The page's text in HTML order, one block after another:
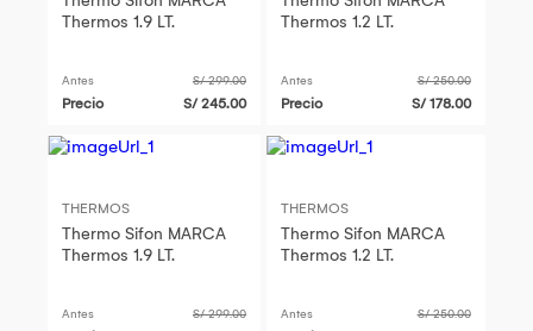
Thermos 1.9 LT.
Antes S/ 299.00
Precio S/ 245.00
Thermos 1.2 LT.
Antes S/ 250.00
Precio S/ 178.00
THERMOS
Thermo Sifon MARCA
Thermos 1.9 LT.
Antes S/ 299.00
THERMOS
Thermo Sifon MARCA
Thermos 1.2 LT.
Antes S/ 250.00